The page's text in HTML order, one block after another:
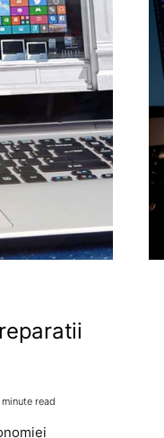
minute read